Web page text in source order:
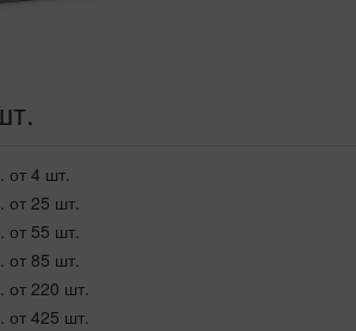
от 4 шт.
от 25 шт.
от 55 шт.
от 85 шт.
от 220 шт.
от 425 шт.